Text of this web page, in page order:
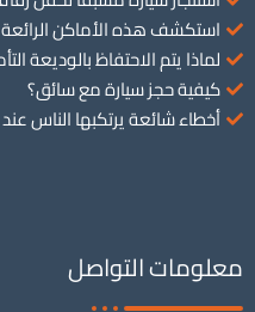
استكشف هذه الأماكن الرائعة
لماذا يتم الاحتفاظ بالوديعة
كيفية حجز سيارة مع سائق؟
أخطاء شائعة يرتكبها الناس
معلومات التواصل